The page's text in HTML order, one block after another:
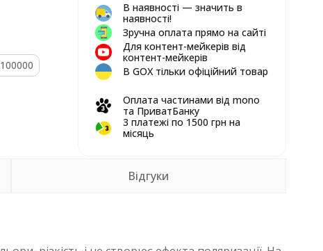
В наявності — значить в
наявності!
Зручна оплата прямо на сайті
Для контент-мейкерів від
контент-мейкерів
В GOX тільки офіційний товар
Оплата частинами від mono
та ПриватБанку
3 платежі по 1500 грн на
місяць
Відгуки